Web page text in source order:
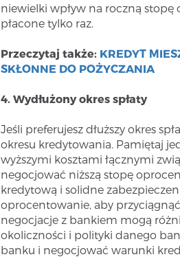
niewielki wpływ na roczną stopę
płacone tylko raz.
Przeczytaj także: KREDYT
SKŁONNE DO POŻYCZANIA
4. Wydłużony okres spłaty
Jeśli preferujesz dłuższy okres
okresu kredytowania. Pamiętaj
wyższymi kosztami łącznymi
negocjować niższą stopę
kredytową i solidne
oprocentowanie, aby
negocjacje z bankiem mogą
okoliczności i polityki danego
banku i negocjować warunki